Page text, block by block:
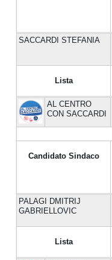
SACCARDI STEFANIA
Lista
AL CENTRO
CON SACCARDI
Candidato Sindaco
PALAGI DMITRIJ
GABRIELLOVIC
Lista